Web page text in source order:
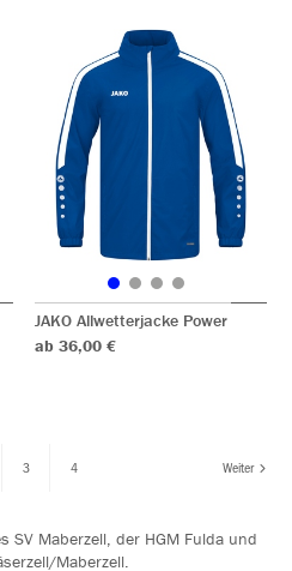
JAKO Allwetterjacke Power
ab 36,00 €
3 4 Weiter
SV Maberzell, der HGM Fulda und
Maberzell.